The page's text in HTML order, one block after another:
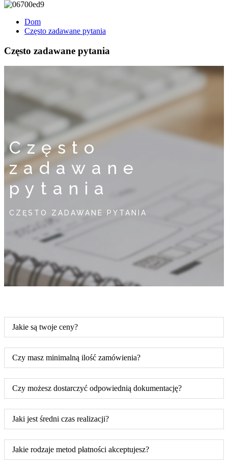
Dom
Często zadawane pytania
Często zadawane pytania
Często
zadawane
pytania
CZĘSTO ZADAWANE PYTANIA
Jakie są twoje ceny?
Czy masz minimalną ilość zamówienia?
Czy możesz dostarczyć odpowiednią dokumentację?
Jaki jest średni czas realizacji?
Jakie rodzaje metod płatności akceptujesz?